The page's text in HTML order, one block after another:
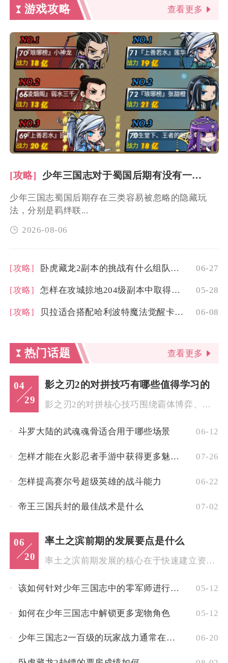
游戏攻略 查看更多
[攻略] 少年三国志对于蜀国后期有没有一些隐藏的玩法需要探索
少年三国志蜀国后期存在三类容易被忽略的隐藏玩
法，分别是羁绊联...
2026-08-06
[攻略] 卧虎藏龙2副本的挑战有什么组队建议 06-27
[攻略] 怎样在攻城掠地204级副本中取得胜利 05-28
[攻略] 贝拉适合搭配哈利波特魔法觉醒卡牌吗 06-08
热门话题 查看更多
04
29
影之刃2的对拼技巧有哪些值得学习的
影之刃2的对拼核心技巧围绕霸体博弈、技能前摇预判、换人衔接、...
斗罗大陆的武魂魂骨适合用于哪些场景 06-12
怎样才能在火影忍者手游中获得更多魅力值 07-26
怎样提高赛尔号超级英雄的战斗能力 06-22
帝王三国兵封的最佳战术是什么 07-02
06
20
率土之滨前期的发展要点是什么
率土之滨前期发展的核心在于快速建立资源与势力的双重优势，通过...
该如何针对少年三国志中的零军师进行点法 05-12
如何在少年三国志中解锁更多宠物角色 05-12
少年三国志2一百级的玩家战力通常在什么水平 06-20